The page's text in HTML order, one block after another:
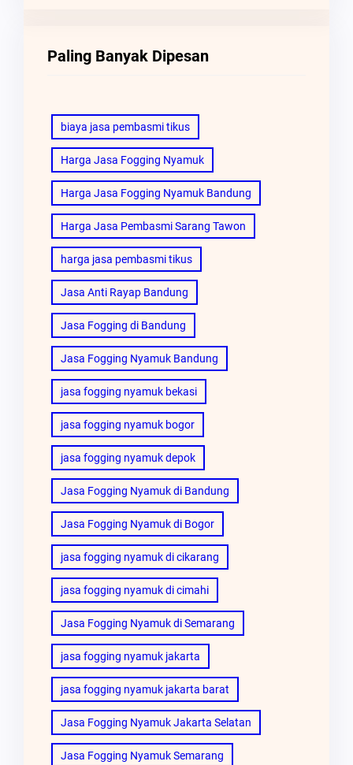
Paling Banyak Dipesan
biaya jasa pembasmi tikus
Harga Jasa Fogging Nyamuk
Harga Jasa Fogging Nyamuk Bandung
Harga Jasa Pembasmi Sarang Tawon
harga jasa pembasmi tikus
Jasa Anti Rayap Bandung
Jasa Fogging di Bandung
Jasa Fogging Nyamuk Bandung
jasa fogging nyamuk bekasi
jasa fogging nyamuk bogor
jasa fogging nyamuk depok
Jasa Fogging Nyamuk di Bandung
Jasa Fogging Nyamuk di Bogor
jasa fogging nyamuk di cikarang
jasa fogging nyamuk di cimahi
Jasa Fogging Nyamuk di Semarang
jasa fogging nyamuk jakarta
jasa fogging nyamuk jakarta barat
Jasa Fogging Nyamuk Jakarta Selatan
Jasa Fogging Nyamuk Semarang